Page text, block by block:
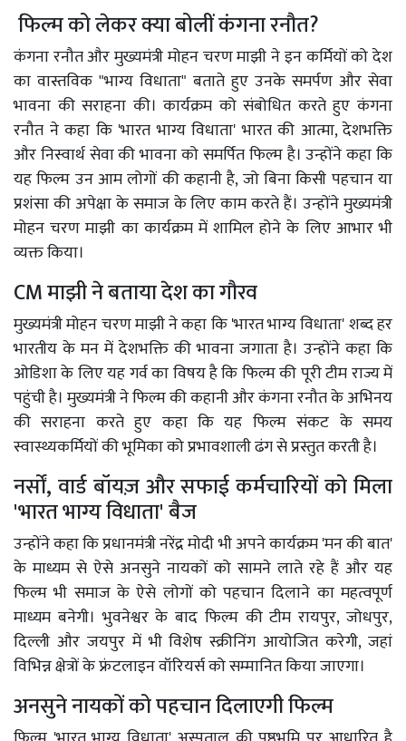
फिल्म को लेकर क्या बोलीं कंगना रनौत?
कंगना रनौत और मुख्यमंत्री मोहन चरण माझी ने इन कर्मियों को देश
का वास्तविक "भाग्य विधाता" बताते हुए उनके समर्पण और सेवा
भावना की सराहना की। कार्यक्रम को संबोधित करते हुए कंगना
रनौत ने कहा कि 'भारत भाग्य विधाता' भारत की आत्मा, देशभक्ति
और निस्वार्थ सेवा की भावना को समर्पित फिल्म है। उन्होंने कहा कि
यह फिल्म उन आम लोगों की कहानी है, जो बिना किसी पहचान या
प्रशंसा की अपेक्षा के समाज के लिए काम करते हैं। उन्होंने मुख्यमंत्री
मोहन चरण माझी का कार्यक्रम में शामिल होने के लिए आभार भी
व्यक्त किया।
CM माझी ने बताया देश का गौरव
मुख्यमंत्री मोहन चरण माझी ने कहा कि 'भारत भाग्य विधाता' शब्द हर
भारतीय के मन में देशभक्ति की भावना जगाता है। उन्होंने कहा कि
ओडिशा के लिए यह गर्व का विषय है कि फिल्म की पूरी टीम राज्य में
पहुंची है। मुख्यमंत्री ने फिल्म की कहानी और कंगना रनौत के अभिनय
की सराहना करते हुए कहा कि यह फिल्म संकट के समय
स्वास्थ्यकर्मियों की भूमिका को प्रभावशाली ढंग से प्रस्तुत करती है।
नर्सों, वार्ड बॉयज़ और सफाई कर्मचारियों को मिला
'भारत भाग्य विधाता' बैज
उन्होंने कहा कि प्रधानमंत्री नरेंद्र मोदी भी अपने कार्यक्रम 'मन की बात'
के माध्यम से ऐसे अनसुने नायकों को सामने लाते रहे हैं और यह
फिल्म भी समाज के ऐसे लोगों को पहचान दिलाने का महत्वपूर्ण
माध्यम बनेगी। भुवनेश्वर के बाद फिल्म की टीम रायपुर, जोधपुर,
दिल्ली और जयपुर में भी विशेष स्क्रीनिंग आयोजित करेगी, जहां
विभिन्न क्षेत्रों के फ्रंटलाइन वॉरियर्स को सम्मानित किया जाएगा।
अनसुने नायकों को पहचान दिलाएगी फिल्म